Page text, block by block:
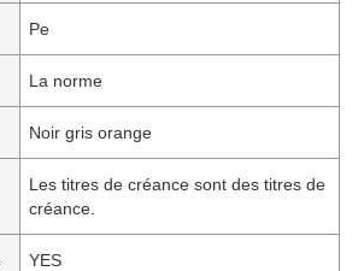
Pe
La norme
Noir gris orange
Les titres de créance sont des titres de
créance.
YES